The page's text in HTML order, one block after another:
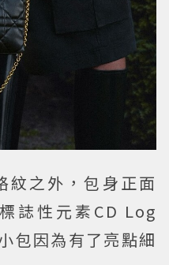
紋之外，包身正面
誌性元素CD Log
包因為有了亮點細